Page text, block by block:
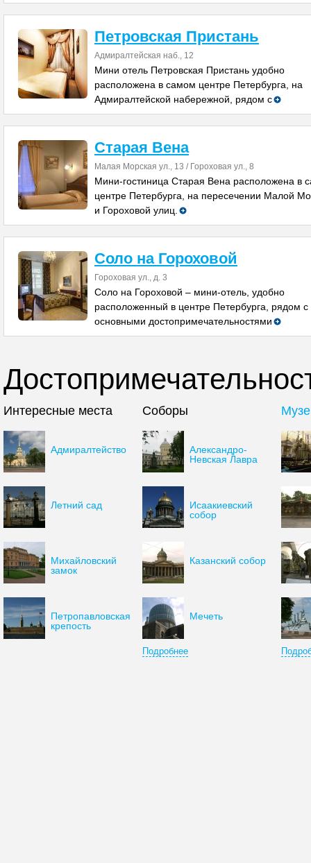
Петровская Пристань
Адмиралтейская наб., 12
Мини отель Петровская Пристань удобно
расположена в самом центре Петербурга, на
Адмиралтейской набережной, рядом с
Старая Вена
Малая Морская ул., 13 / Гороховая ул., 8
Мини-гостиница Старая Вена расположена в
центре Петербурга, на пересечении Малой
и Гороховой улиц.
Соло на Гороховой
Гороховая ул., д. 3
Соло на Гороховой – мини-отель, удобно
расположенный в центре Петербурга, рядом с
основными достопримечательностями
Интересные места
Адмиралтейство
Летний сад
Михайловский
замок
Петропавловская
крепость
Соборы
Александро-
Невская Лавра
Исаакиевский
собор
Казанский собор
Мечеть
Подробнее